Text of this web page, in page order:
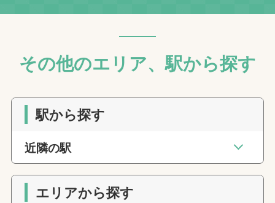
その他のエリア、駅から探す
駅から探す
近隣の駅
エリアから探す